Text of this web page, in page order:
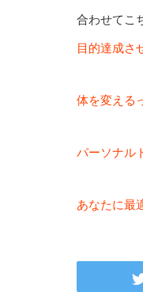
合わせてこ
目的達成さ
体を変える
パーソナル
あなたに最